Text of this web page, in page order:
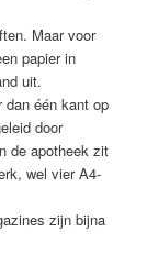
Maar voor
papier in
uit.
dan één kant op
door
de apotheek zit
wel vier A4-
zijn bijna